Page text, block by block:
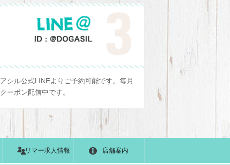
アシル公式LINEよりご予約可能です。毎月
クーポン配信中です。
トリマー求人情報 店舗案内